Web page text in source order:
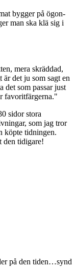
bygger på ögon-
man ska klä sig i
mera skräddad,
det ju som sagt en
det som passar just
favoritfärgerna."
sidor stora
som jag tror
köpte tidningen.
den tidigare!
på den tiden…synd